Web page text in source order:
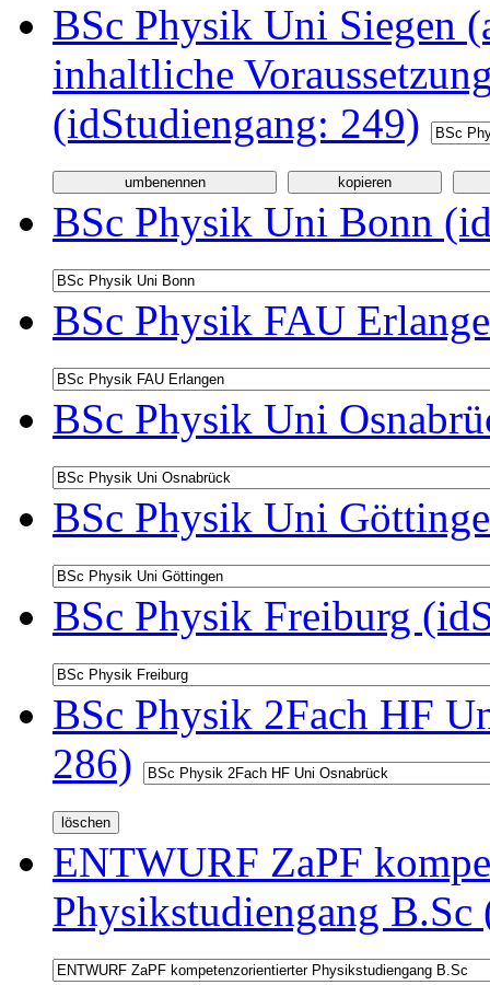
BSc Physik Uni Siegen
inhaltliche
(idStudiengang: 249)
BSc Physik Uni Bonn
BSc Physik FAU
BSc Physik Uni
BSc Physik Uni
BSc Physik Freiburg
BSc Physik 2Fach HF
286)
ENTWURF ZaPF
Physikstudiengang